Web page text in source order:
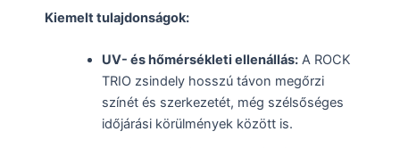
Kiemelt tulajdonságok:
UV- és hőmérsékleti ellenállás:A ROCK
TRIO zsindely hosszú távon megőrzi
színét és szerkezetét, még szélsőséges
időjárási körülmények között is.